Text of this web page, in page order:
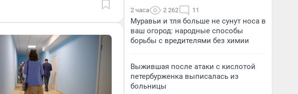
2 часа 2 262 11
Муравьи и тля больше не сунут носа в
ваш огород: народные способы
борьбы с вредителями без химии
Выжившая после атаки с кислотой
петербурженка выписалась из
больницы